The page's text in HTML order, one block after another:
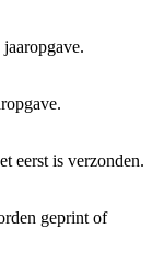
eerst is verzonden.
geprint of